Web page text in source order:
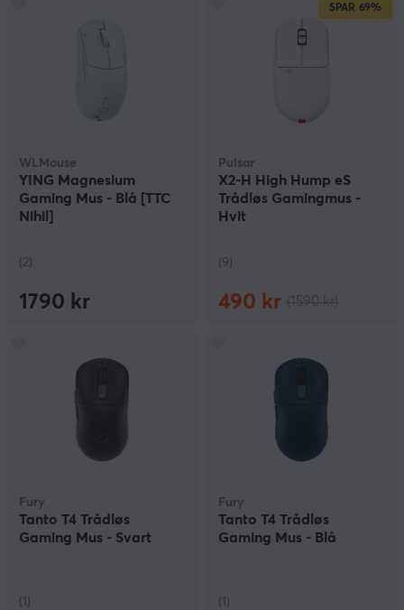
WLMouse
YING Magnesium
Gaming Mus - Blå [TTC
Nihil]
(2)
1790 kr
SPAR 69%
Pulsar
X2-H High Hump eS
Trådløs Gamingmus -
Hvit
(9)
490 kr
Fury
Tanto T4 Trådløs
Gaming Mus - Svart
(1)
Fury
Tanto T4 Trådløs
Gaming Mus - Blå
(1)